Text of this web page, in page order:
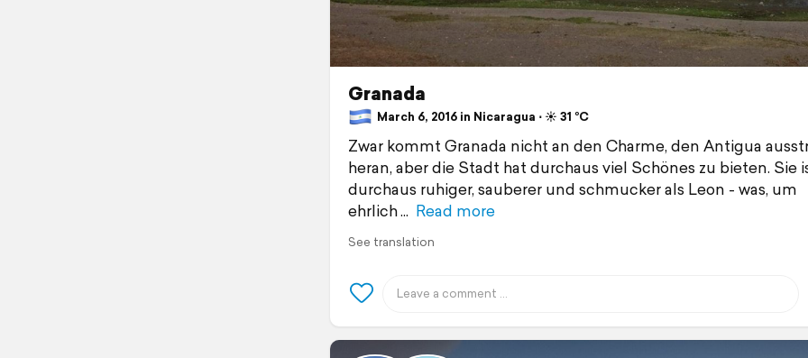
Granada
March 6, 2016 in Nicaragua ⋅ ☀️ 31 °C
Zwar kommt Granada nicht an den Charme, den Antigua
heran, aber die Stadt hat durchaus viel Schönes zu bieten. Sie
durchaus ruhiger, sauberer und schmucker als Leon - was, um
ehrlich
Read more
See translation